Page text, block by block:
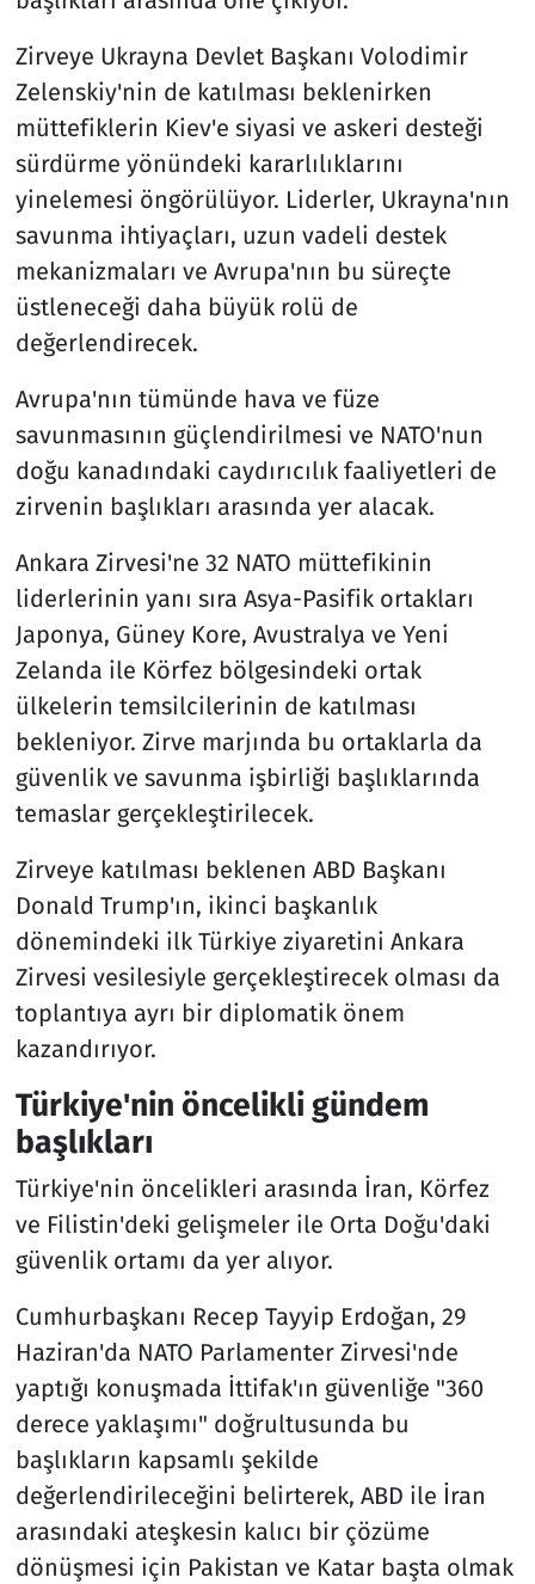
Zirveye Ukrayna Devlet Başkanı Volodimir
Zelenskiy'nin de katılması beklenirken
müttefiklerin Kiev'e siyasi ve askeri desteği
sürdürme yönündeki kararlılıklarını
yinelemesi öngörülüyor. Liderler, Ukrayna'nın
savunma ihtiyaçları, uzun vadeli destek
mekanizmaları ve Avrupa'nın bu süreçte
üstleneceği daha büyük rolü de
değerlendirecek.
Avrupa'nın tümünde hava ve füze
savunmasının güçlendirilmesi ve NATO'nun
doğu kanadındaki caydırıcılık faaliyetleri de
zirvenin başlıkları arasında yer alacak.
Ankara Zirvesi'ne 32 NATO müttefikinin
liderlerinin yanı sıra Asya-Pasifik ortakları
Japonya, Güney Kore, Avustralya ve Yeni
Zelanda ile Körfez bölgesindeki ortak
ülkelerin temsilcilerinin de katılması
bekleniyor. Zirve marjında bu ortaklarla da
güvenlik ve savunma işbirliği başlıklarında
temaslar gerçekleştirilecek.
Zirveye katılması beklenen ABD Başkanı
Donald Trump'ın, ikinci başkanlık
dönemindeki ilk Türkiye ziyaretini Ankara
Zirvesi vesilesiyle gerçekleştirecek olması da
toplantıya ayrı bir diplomatik önem
kazandırıyor.
Türkiye'nin öncelikli gündem
başlıkları
Türkiye'nin öncelikleri arasında İran, Körfez
ve Filistin'deki gelişmeler ile Orta Doğu'daki
güvenlik ortamı da yer alıyor.
Cumhurbaşkanı Recep Tayyip Erdoğan, 29
Haziran'da NATO Parlamenter Zirvesi'nde
yaptığı konuşmada İttifak'ın güvenliğe "360
derece yaklaşımı" doğrultusunda bu
başlıkların kapsamlı şekilde
değerlendirileceğini belirterek, ABD ile İran
arasındaki ateşkesin kalıcı bir çözüme
dönüşmesi için Pakistan ve Katar başta olmak